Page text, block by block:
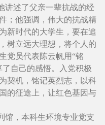
讲述了父亲一辈抗战的经
；他强调，伟大的抗战精
新时代的大学生，要在追
树立远大理想，将个人的
党员代表陈云帆用“铭
自己的感悟。入党积极
契机，铭记英烈志，以科
的征途上，让红色基因与
馆，本科生环境专业党支